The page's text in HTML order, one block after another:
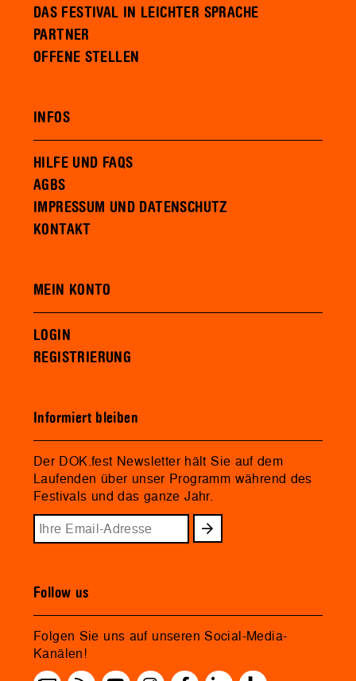
DAS FESTIVAL IN LEICHTER SPRACHE
PARTNER
OFFENE STELLEN
INFOS
HILFE UND FAQS
AGBS
IMPRESSUM UND DATENSCHUTZ
KONTAKT
MEIN KONTO
LOGIN
REGISTRIERUNG
Informiert bleiben
Der DOK.fest Newsletter hält Sie auf dem
Laufenden über unser Programm während des
Festivals und das ganze Jahr.
Follow us
Folgen Sie uns auf unseren Social-Media-
Kanälen!